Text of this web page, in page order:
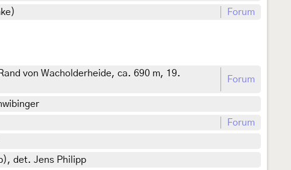
Forum
von Wacholderheide, ca. 690 m, 19.
Forum
Forum
det. Jens Philipp